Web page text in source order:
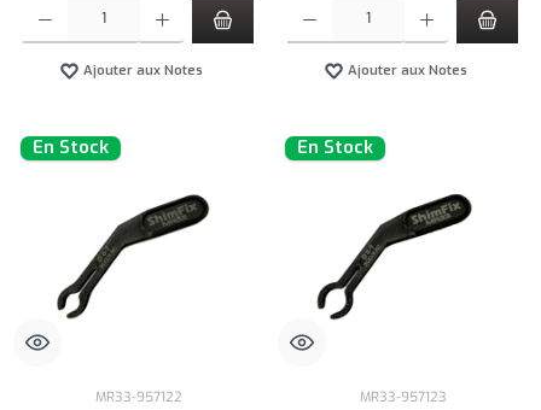
Ajouter aux Notes Ajouter aux Notes
En Stock
MR33-957122
En Stock
MR33-957123